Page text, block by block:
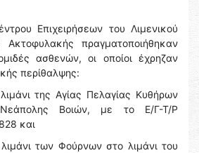
Επιχειρήσεων του Λιμενικού
Ακτοφυλακής πραγματοποιήθηκαν
ασθενών, οι οποίοι έχρηζαν
περίθαλψης:
της Αγίας Πελαγίας Κυθήρων
Βοιών, με το Ε/Γ-Τ/Ρ
και
των Φούρνων στο λιμάνι του